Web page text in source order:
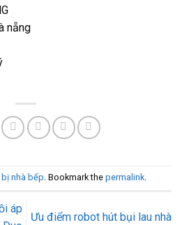
nẵng
nhà bếp . Bookmark the permalink
áp
Ưu điểm robot hút bụi lau nhà